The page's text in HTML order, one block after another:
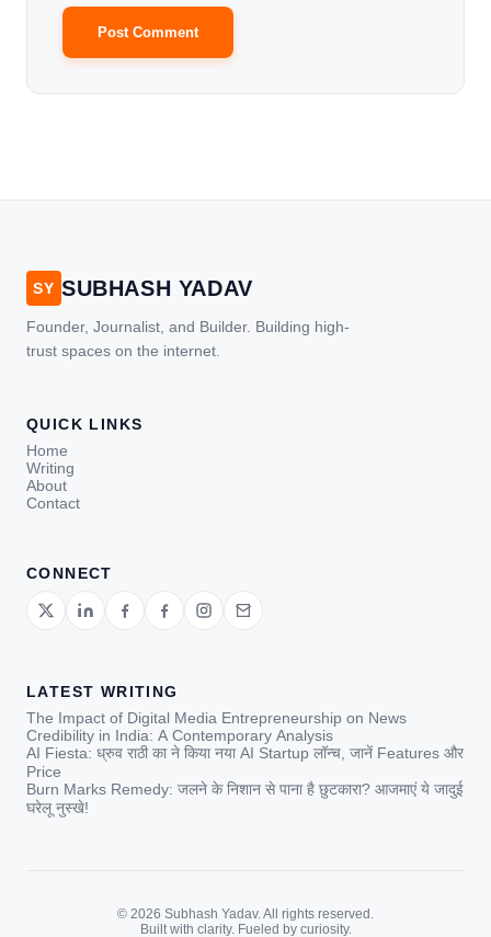
SY SUBHASH YADAV
Founder, Journalist, and Builder. Building high-
trust spaces on the internet.
QUICK LINKS
Home
Writing
About
Contact
CONNECT
LATEST WRITING
The Impact of Digital Media Entrepreneurship on News
Credibility in India: A Contemporary Analysis
AI Fiesta: ध्रुव राठी का ने किया नया AI Startup लॉन्च, जानें Features और
Price
Burn Marks Remedy: जलने के निशान से पाना है छुटकारा? आजमाएं ये जादुई
घरेलू नुस्खे!
© 2026 Subhash Yadav. All rights reserved.
Built with clarity. Fueled by curiosity.